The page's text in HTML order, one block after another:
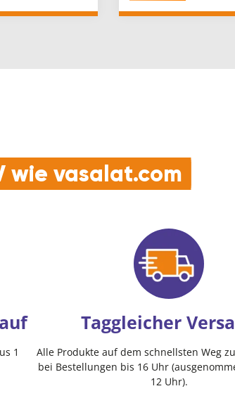
wie vasalat.com
1
Taggleicher
Alle Produkte auf dem schnellsten Weg
bei Bestellungen bis 16 Uhr
12 Uhr).